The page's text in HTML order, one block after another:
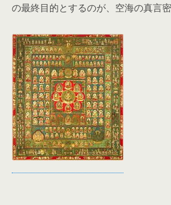
の最終目的とするのが、空海の真言密